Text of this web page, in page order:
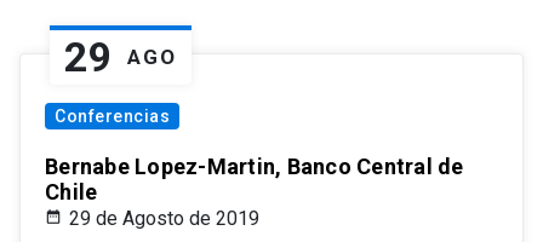
29 AGO
Conferencias
Bernabe Lopez-Martin, Banco Central de
Chile
29 de Agosto de 2019